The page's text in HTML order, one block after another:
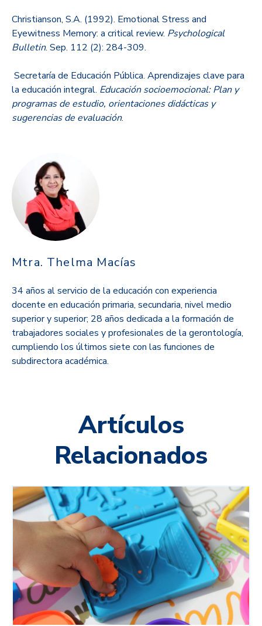
Christianson, S.A. (1992). Emotional Stress and
Eyewitness Memory: a critical review. Psychological
Bulletin. Sep. 112 (2): 284-309.
Secretaría de Educación Pública. Aprendizajes clave para
la educación integral. Educación socioemocional: Plan y
programas de estudio, orientaciones didácticas y
sugerencias de evaluación.
Mtra. Thelma Macías
34 años al servicio de la educación con experiencia
docente en educación primaria, secundaria, nivel medio
superior y superior; 28 años dedicada a la formación de
trabajadores sociales y profesionales de la gerontología,
cumpliendo los últimos siete con las funciones de
subdirectora académica.
Artículos
Relacionados